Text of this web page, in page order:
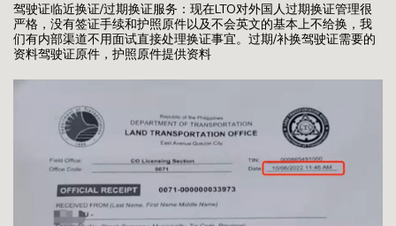
驾驶证临近换证/过期换证服务：现在LTO对外国人过期换证管理很
严格，没有签证手续和护照原件以及不会英文的基本上不给换，我
们有内部渠道不用面试直接处理换证事宜。过期/补换驾驶证需要的
资料驾驶证原件，护照原件提供资料